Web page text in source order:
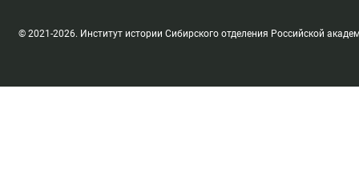
© 2021-2026. Институт истории Сибирского отделения Российской